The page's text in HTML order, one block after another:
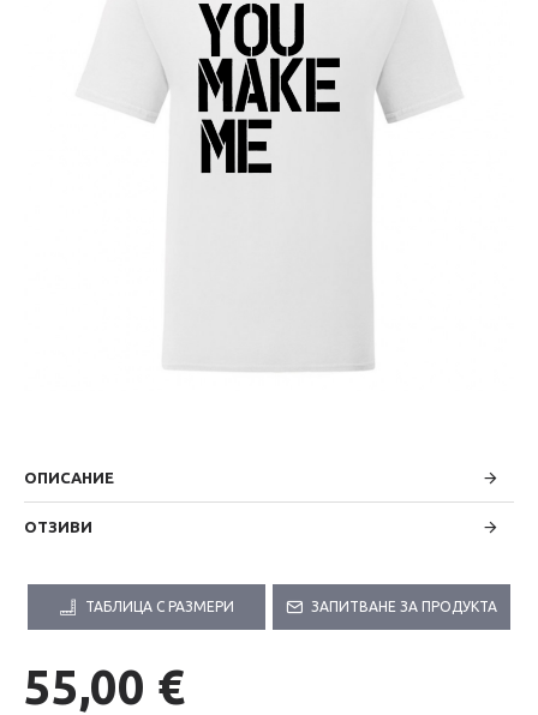
ОПИСАНИЕ
ОТЗИВИ
ТАБЛИЦА С РАЗМЕРИ ЗАПИТВАНЕ ЗА ПРОДУКТА
55,00 €